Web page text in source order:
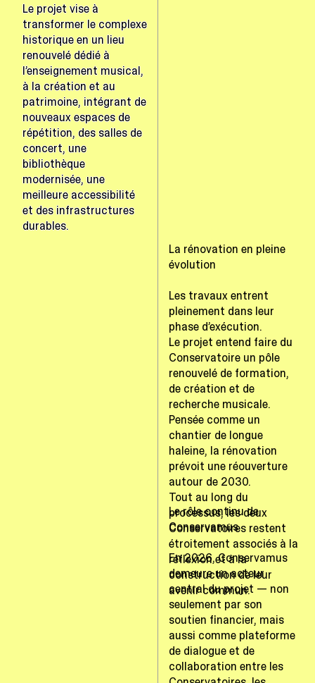
Le projet vise à
transformer le complexe
historique en un lieu
renouvelé dédié à
l’enseignement musical,
à la création et au
patrimoine, intégrant de
nouveaux espaces de
répétition, des salles de
concert, une
bibliothèque
modernisée, une
meilleure accessibilité
et des infrastructures
durables.
La rénovation en pleine
évolution
Les travaux entrent
pleinement dans leur
phase d’exécution.
Le projet entend faire du
Conservatoire un pôle
renouvelé de formation,
de création et de
recherche musicale.
Pensée comme un
chantier de longue
haleine, la rénovation
prévoit une réouverture
autour de 2030.
Tout au long du
processus, les deux
Conservatoires restent
étroitement associés à la
réflexion et à la
construction de leur
avenir commun.
Le rôle continu de
Conservamus
En 2026, Conservamus
demeure un acteur
central du projet — non
seulement par son
soutien financier, mais
aussi comme plateforme
de dialogue et de
collaboration entre les